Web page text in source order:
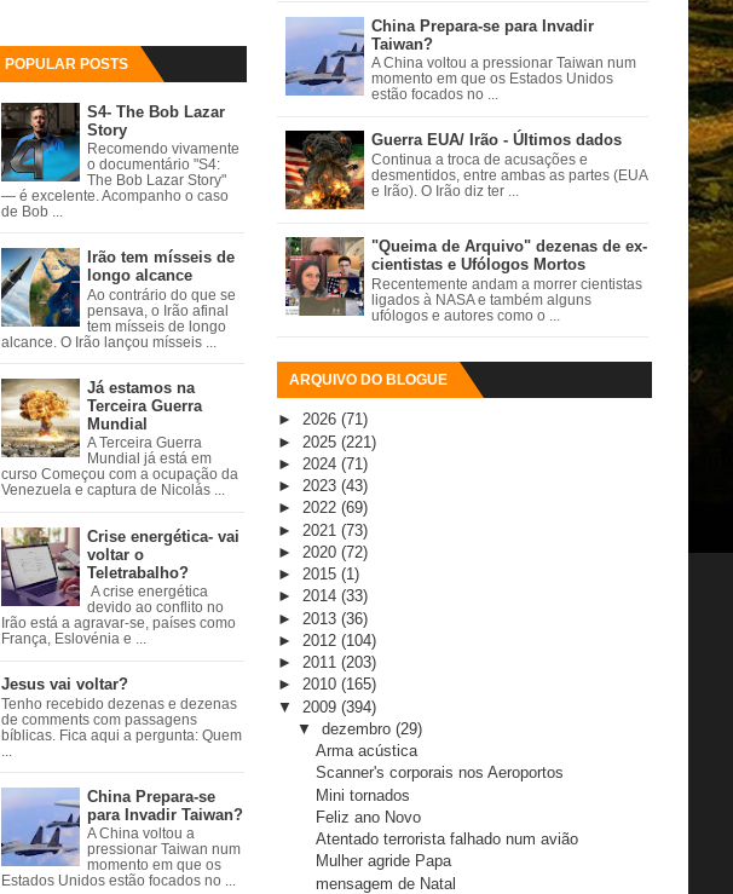
POPULAR POSTS
S4- The Bob Lazar
Story
Recomendo vivamente
o documentário "S4:
The Bob Lazar Story"
— é excelente. Acompanho o caso
de Bob ...
Irão tem mísseis de
longo alcance
Ao contrário do que se
pensava, o Irão afinal
tem mísseis de longo
alcance. O Irão lançou mísseis ...
Já estamos na
Terceira Guerra
Mundial
A Terceira Guerra
Mundial já está em
curso Começou com a ocupação da
Venezuela e captura de Nicolás ...
Crise energética- vai
voltar o
Teletrabalho?
A crise energética
devido ao conflito no
Irão está a agravar-se, países como
França, Eslovénia e ...
Jesus vai voltar?
Tenho recebido dezenas e dezenas
de comments com passagens
bíblicas. Fica aqui a pergunta: Quem
China Prepara-se
para Invadir Taiwan?
A China voltou a
pressionar Taiwan num
momento em que os
Estados Unidos estão focados no ...
China Prepara-se para Invadir
Taiwan?
A China voltou a pressionar Taiwan num
momento em que os Estados Unidos
estão focados no ...
Guerra EUA/ Irão - Últimos dados
Continua a troca de acusações e
desmentidos, entre ambas as partes (EUA
e Irão). O Irão diz ter ...
"Queima de Arquivo" dezenas de ex-
cientistas e Ufólogos Mortos
Recentemente andam a morrer cientistas
ligados à NASA e também alguns
ufólogos e autores como o ...
ARQUIVO DO BLOGUE
► 2026 (71)
► 2025 (221)
► 2024 (71)
► 2023 (43)
► 2022 (69)
► 2021 (73)
► 2020 (72)
► 2015 (1)
► 2014 (33)
► 2013 (36)
► 2012 (104)
► 2011 (203)
► 2010 (165)
▼ 2009 (394)
▼ dezembro (29)
Arma acústica
Scanner's corporais nos Aeroportos
Mini tornados
Feliz ano Novo
Atentado terrorista falhado num avião
Mulher agride Papa
mensagem de Natal